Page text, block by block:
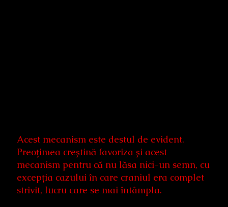
Acest mecanism este destul de evident.
Preoțimea creștină favoriza și acest
mecanism pentru că nu lăsa nici-un semn, cu
excepția cazului în care craniul era complet
strivit, lucru care se mai întâmpla.